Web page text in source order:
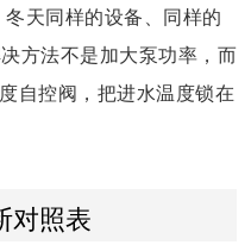
天同样的设备、同样的
方法不是加大泵功率，而
自控阀，把进水温度锁在
对照表